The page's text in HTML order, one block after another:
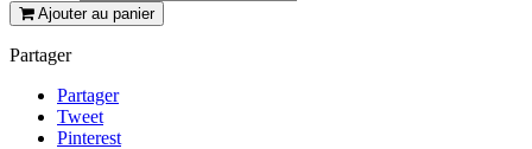
Ajouter au panier
Partager
Partager
Tweet
Pinterest